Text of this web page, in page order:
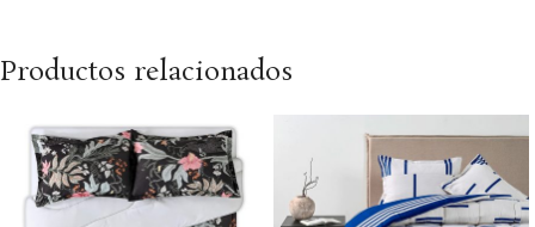
Productos relacionados